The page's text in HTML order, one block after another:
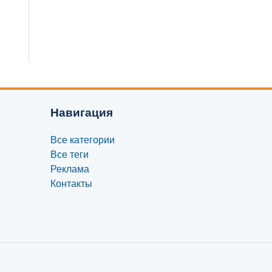
Навигация
Все категории
Все теги
Реклама
Контакты